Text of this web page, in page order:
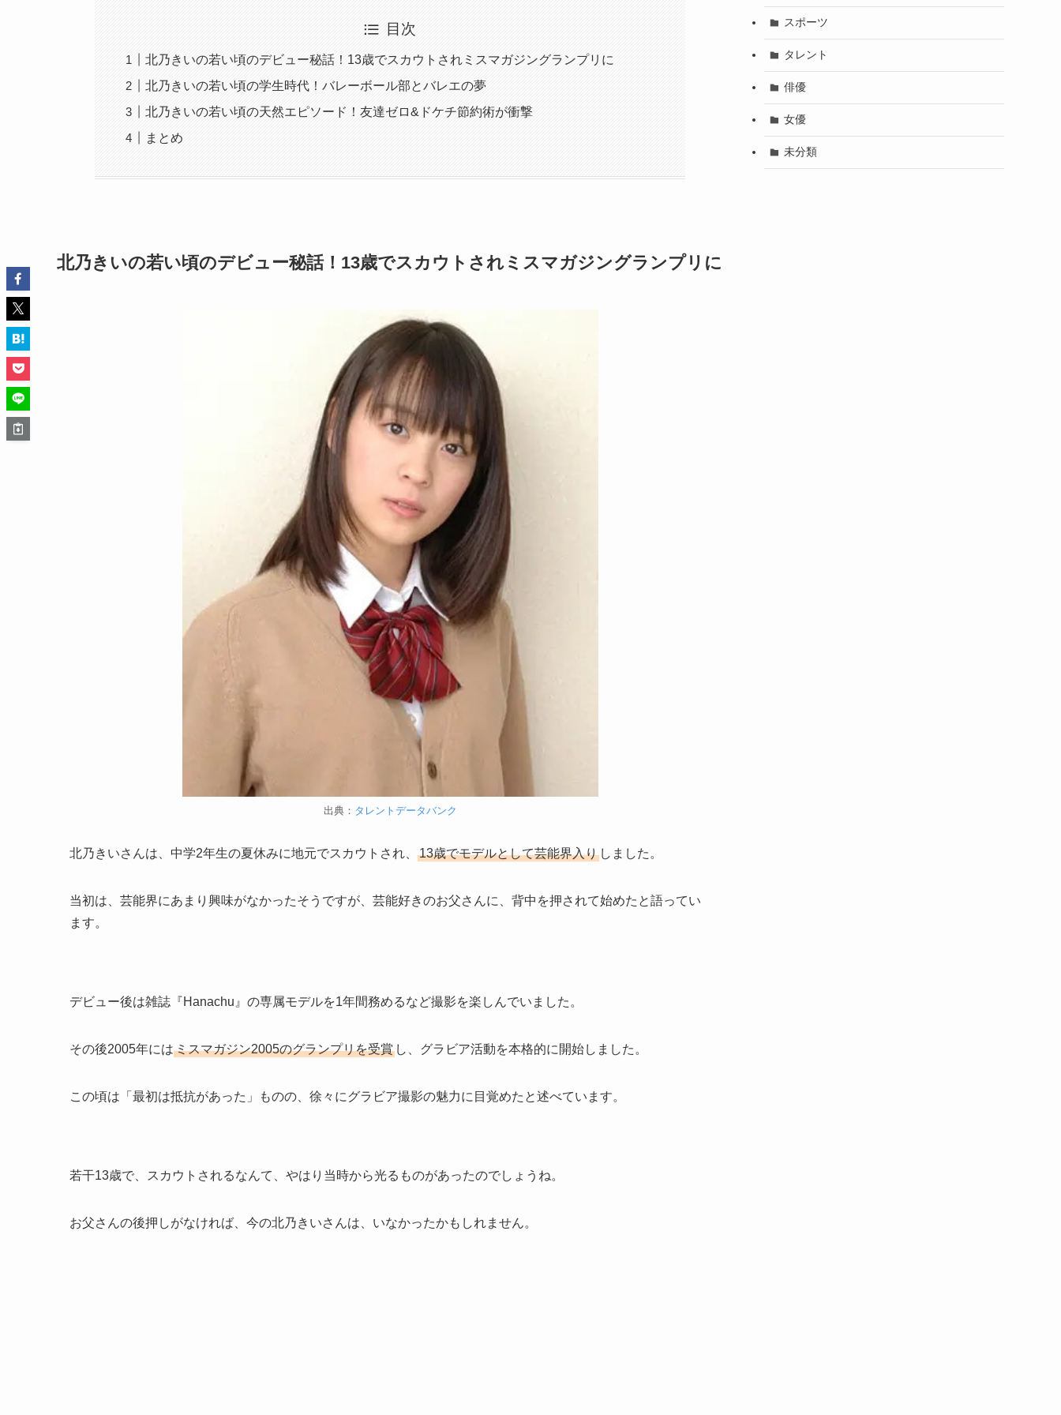
目次
北乃きいの若い頃のデビュー秘話！13歳でスカウトされミスマガジングランプリに
北乃きいの若い頃の学生時代！バレーボール部とバレエの夢
北乃きいの若い頃の天然エピソード！友達ゼロ&ドケチ節約術が衝撃
まとめ
北乃きいの若い頃のデビュー秘話！13歳でスカウトされミスマガジングランプリに
出典： タレントデータバンク
北乃きいさんは、中学2年生の夏休みに地元でスカウトされ、 13歳でモデルとして芸能界入り しました。
当初は、芸能界にあまり興味がなかったそうですが、芸能好きのお父さんに、背中を押されて始めたと語ってい
ます。
デビュー後は雑誌『Hanachu』の専属モデルを1年間務めるなど撮影を楽しんでいました。
その後2005年にはミスマガジン2005のグランプリを受賞 し、グラビア活動を本格的に開始しました。
この頃は「最初は抵抗があった」ものの、徐々にグラビア撮影の魅力に目覚めたと述べています。
若干13歳で、スカウトされるなんて、やはり当時から光るものがあったのでしょうね。
お父さんの後押しがなければ、今の北乃きいさんは、いなかったかもしれません。
スポーツ
タレント
俳優
女優
未分類